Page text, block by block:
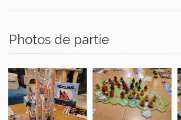
Photos de partie